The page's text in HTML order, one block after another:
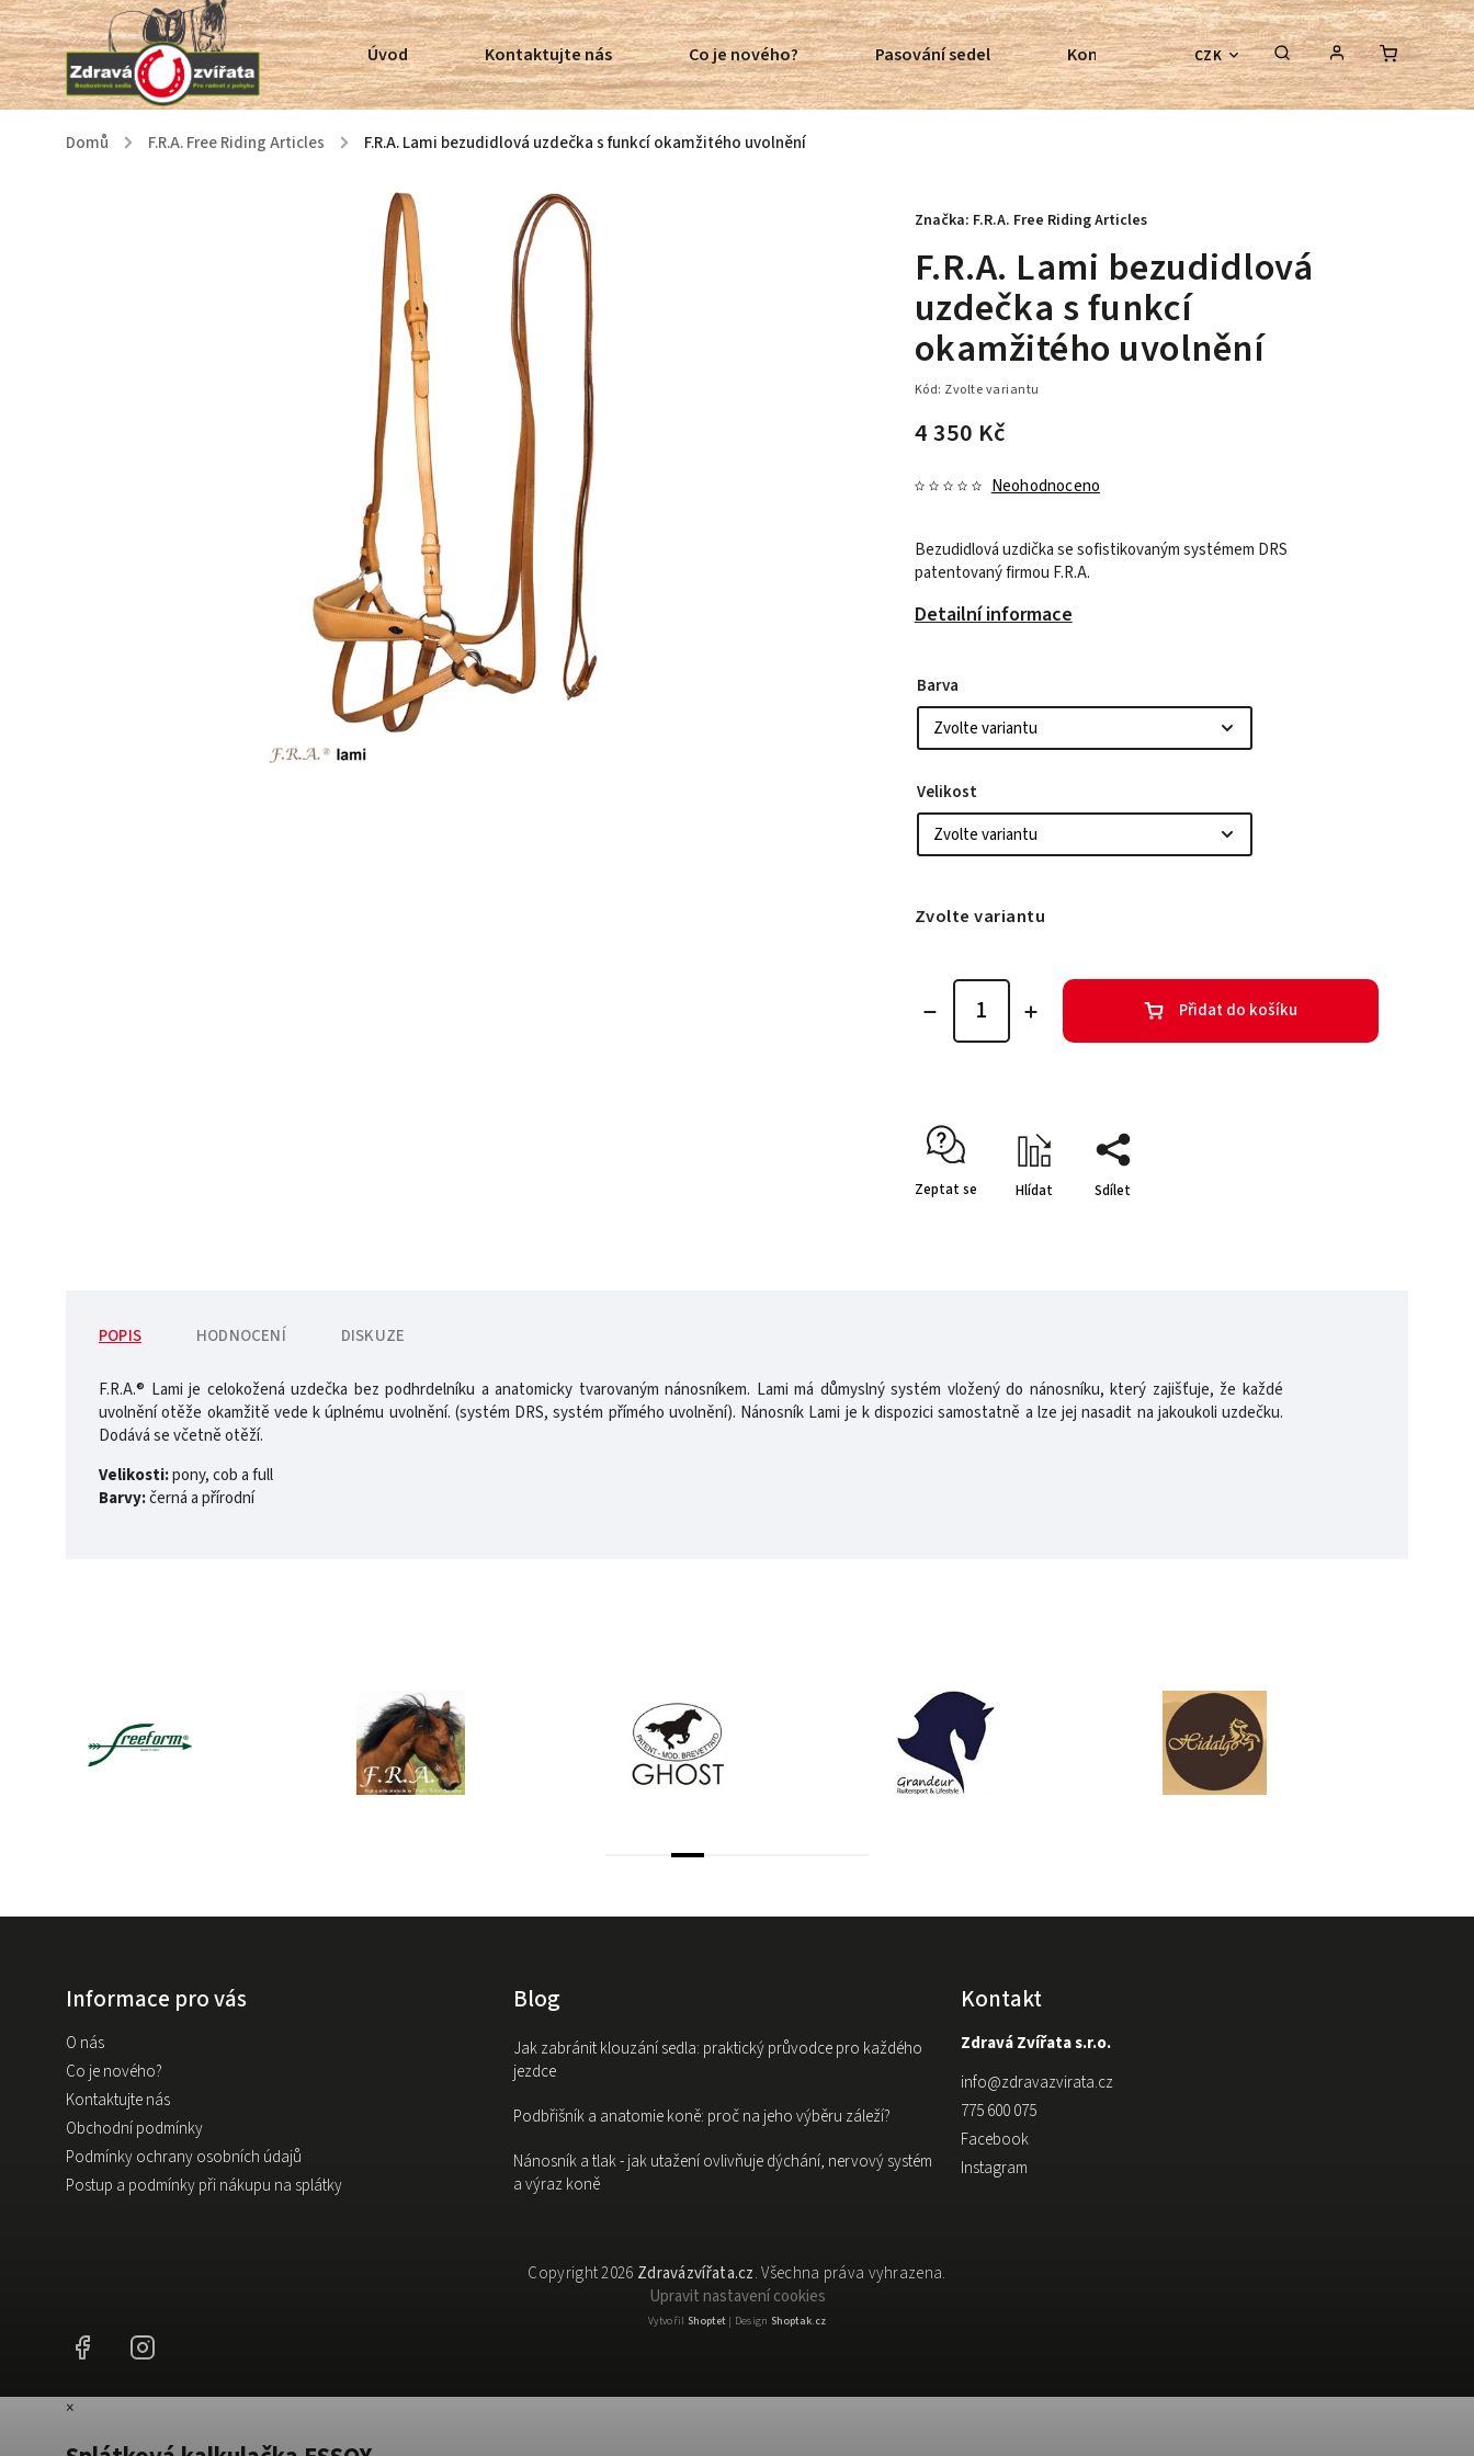
CZK
Úvod Kontaktujte nás Co je nového? Pasování sedel Kontroly bezkostrových sedel Poradenství
Domů / F.R.A. Free Riding Articles / F.R.A. Lami bezudidlová uzdečka s funkcí okamžitého uvolnění
F.R.A. Lami bezudidlová
uzdečka s funkcí
okamžitého uvolnění
Kód: Zvolte variantu
4 350 Kč
Neohodnoceno
Bezudidlová uzdička se sofistikovaným systémem DRS
patentovaný firmou F.R.A.
Detailní informace
Značka: F.R.A. Free Riding Articles
Barva
Velikost
Zvolte variantu
Přidat do košíku
Zeptat se Hlídat Sdílet
POPIS HODNOCENÍ DISKUZE
F.R.A.® Lami je celokožená uzdečka bez podhrdelníku a anatomicky tvarovaným nánosníkem. Lami má důmyslný systém vložený do nánosníku, který zajišťuje, že každé
uvolnění otěže okamžitě vede k úplnému uvolnění. (systém DRS, systém přímého uvolnění). Nánosník Lami je k dispozici samostatně a lze jej nasadit na jakoukoli uzdečku.
Dodává se včetně otěží.
Velikosti:pony, cob a full
Barvy:černá a přírodní
Informace pro vás
O nás
Co je nového?
Kontaktujte nás
Obchodní podmínky
Podmínky ochrany osobních údajů
Postup a podmínky při nákupu na splátky
Blog
Jak zabránit klouzání sedla: praktický průvodce pro každého
jezdce
Podbřišník a anatomie koně: proč na jeho výběru záleží?
Nánosník a tlak - jak utažení ovlivňuje dýchání, nervový systém
a výraz koně
Kontakt
Zdravá Zvířata s.r.o.
info@zdravazvirata.cz
775 600 075
Facebook
Instagram
Copyright 2026 Zdravázvířata.cz. Všechna práva vyhrazena.
Upravit nastavení cookies
Vytvořil Shoptet| Design Shoptak.cz
Facebook
×